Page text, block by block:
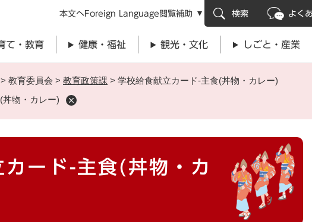
メニューを飛ばして本文へ
本文へForeign Language 閲覧補助 検索 よく
て・教育 健康・福祉 観光・文化 しごと・産業
> 教育委員会 > 教育政策課 > 学校給食献立カード-主食(丼物・カレー)
物・カレー)
ード-主食(丼物・カ